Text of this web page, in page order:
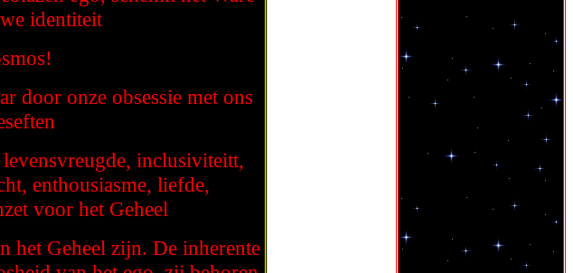
identiteit
door onze obsessie met ons
inclusiviteitt,
enthousiasme, liefde,
voor het Geheel
het Geheel zijn. De inherente